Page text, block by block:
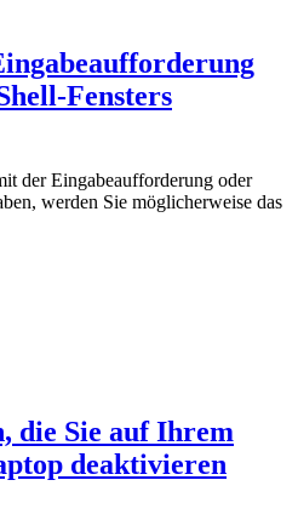
Fensters
der Eingabeaufforderung oder
werden Sie möglicherweise das
die Sie auf Ihrem
deaktivieren